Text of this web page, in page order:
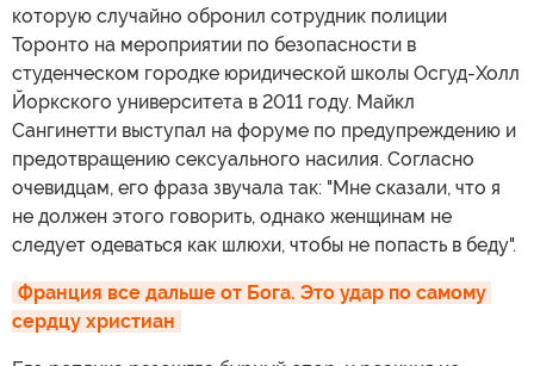
которую случайно обронил сотрудник полиции
Торонто на мероприятии по безопасности в
студенческом городке юридической школы Осгуд-Холл
Йоркского университета в 2011 году. Майкл
Сангинетти выступал на форуме по предупреждению и
предотвращению сексуального насилия. Согласно
очевидцам, его фраза звучала так: "Мне сказали, что я
не должен этого говорить, однако женщинам не
следует одеваться как шлюхи, чтобы не попасть в беду".
Франция все дальше от Бога. Это удар по самому
сердцу христиан